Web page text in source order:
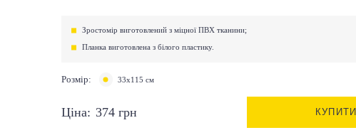
Зростомір виготовлений з міцної ПВХ тканини;
Планка виготовлена ​​з білого пластику.
Розмір: 33х115 см
Ціна: 374 грн КУПИТИ